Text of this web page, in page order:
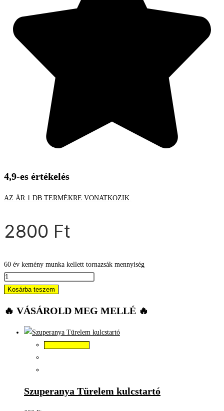
4,9-es értékelés
AZ ÁR 1 DB TERMÉKRE VONATKOZIK.
2800 Ft
60 év kemény munka kellett tornazsák mennyiség
Kosárba teszem
🔥 VÁSÁROLD MEG MELLÉ 🔥
Szuperanya Türelem kulcstartó